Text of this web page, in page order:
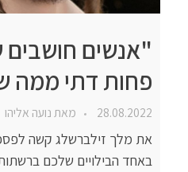
"אנשים
פחות דתי ממה
28.08.2022 מאתנועה אליהו
את מלך זילברשלג קשה
באחד הבילויים שלכם